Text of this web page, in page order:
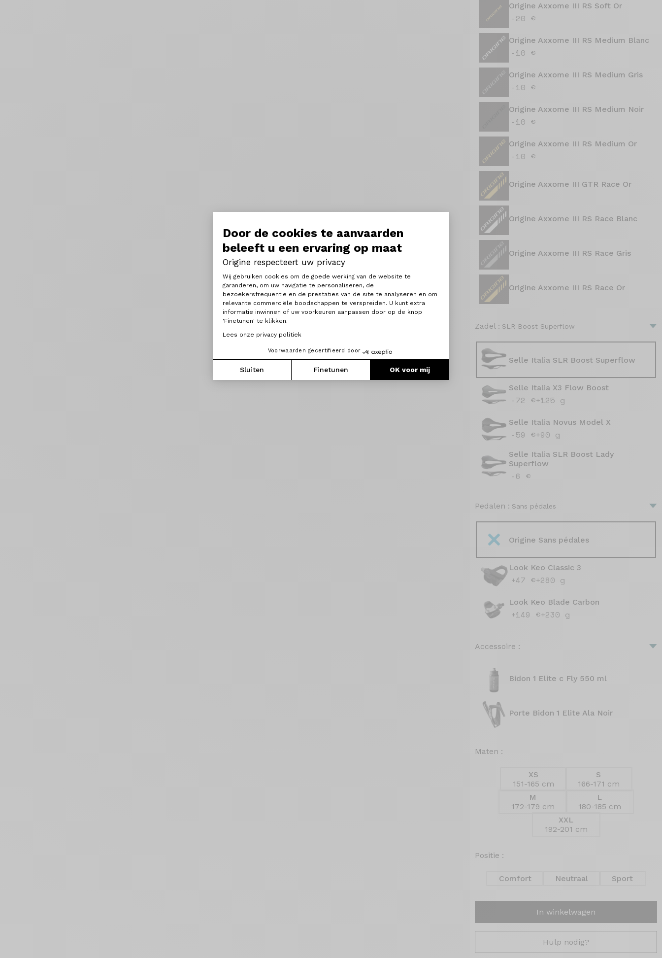
Door de cookies te aanvaarden
beleeft u een ervaring op maat
Origine respecteert uw privacy
Toestemmingsbeheerplatform: Personaliseer uw opties
Wij gebruiken cookies om de goede werking van de website te
garanderen, om uw navigatie te personaliseren, de
bezoekersfrequentie en de prestaties van de site te analyseren en om
relevante commerciële boodschappen te verspreiden. U kunt extra
informatie inwinnen of uw voorkeuren aanpassen door op de knop
'Finetunen' te klikken.
Lees onze privacy politiek
Voorwaarden gecertifieerd door
Sluiten Finetunen OK voor mij
Axeptio consent
Origine Axxome III RS Soft Or
-20 €
Origine Axxome III RS Medium Blanc
-10 €
Origine Axxome III RS Medium Gris
-10 €
Origine Axxome III RS Medium Noir
-10 €
Origine Axxome III RS Medium Or
-10 €
Origine Axxome III GTR Race Or
Origine Axxome III RS Race Blanc
Origine Axxome III RS Race Gris
Origine Axxome III RS Race Or
Zadel : SLR Boost Superflow
Selle Italia SLR Boost Superflow
Selle Italia X3 Flow Boost
-72 €+125 g
Selle Italia Novus Model X
-59 €+90 g
Selle Italia SLR Boost Lady
Superflow
-6 €
Pedalen : Sans pédales
Origine Sans pédales
Look Keo Classic 3
+47 €+280 g
Look Keo Blade Carbon
+149 €+230 g
Accessoire :
Bidon 1 Elite c Fly 550 ml
Porte Bidon 1 Elite Ala Noir
Maten :
XS
151-165 cm
S
166-171 cm
M
172-179 cm
L
180-185 cm
XXL
192-201 cm
Positie :
Comfort Neutraal Sport
In winkelwagen
Hulp nodig?